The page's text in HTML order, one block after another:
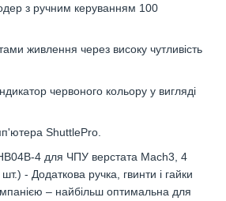
з ручним керуванням 100
живлення через високу чутливість
червоного кольору у вигляді
ShuttlePro.
4 для ЧПУ верстата Mach3, 4
- Додаткова ручка, гвинти і гайки
– найбільш оптимальна для